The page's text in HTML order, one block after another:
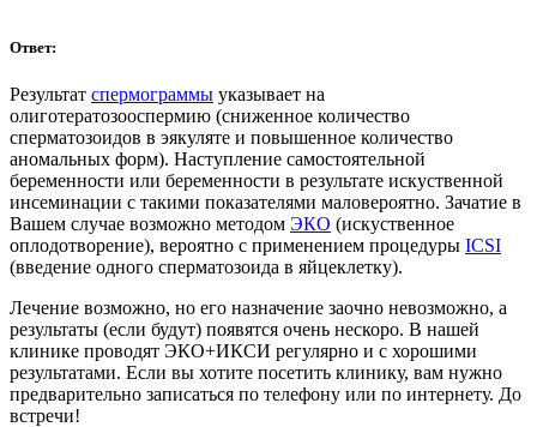
Ответ:
Результат спермограммы указывает на
олиготератозооспермию (сниженное количество
сперматозоидов в эякуляте и повышенное количество
аномальных форм). Наступление самостоятельной
беременности или беременности в результате искуственной
инсеминации с такими показателями маловероятно. Зачатие в
Вашем случае возможно методом ЭКО (искуственное
оплодотворение), вероятно с применением процедуры ICSI
(введение одного cперматозоида в яйцеклетку).
Лечение возможно, но его назначение заочно невозможно, а
результаты (если будут) появятся очень нескоро. В нашей
клинике проводят ЭКО+ИКСИ регулярно и с хорошими
результатами. Если вы хотите посетить клинику, вам нужно
предварительно записаться по телефону или по интернету. До
встречи!